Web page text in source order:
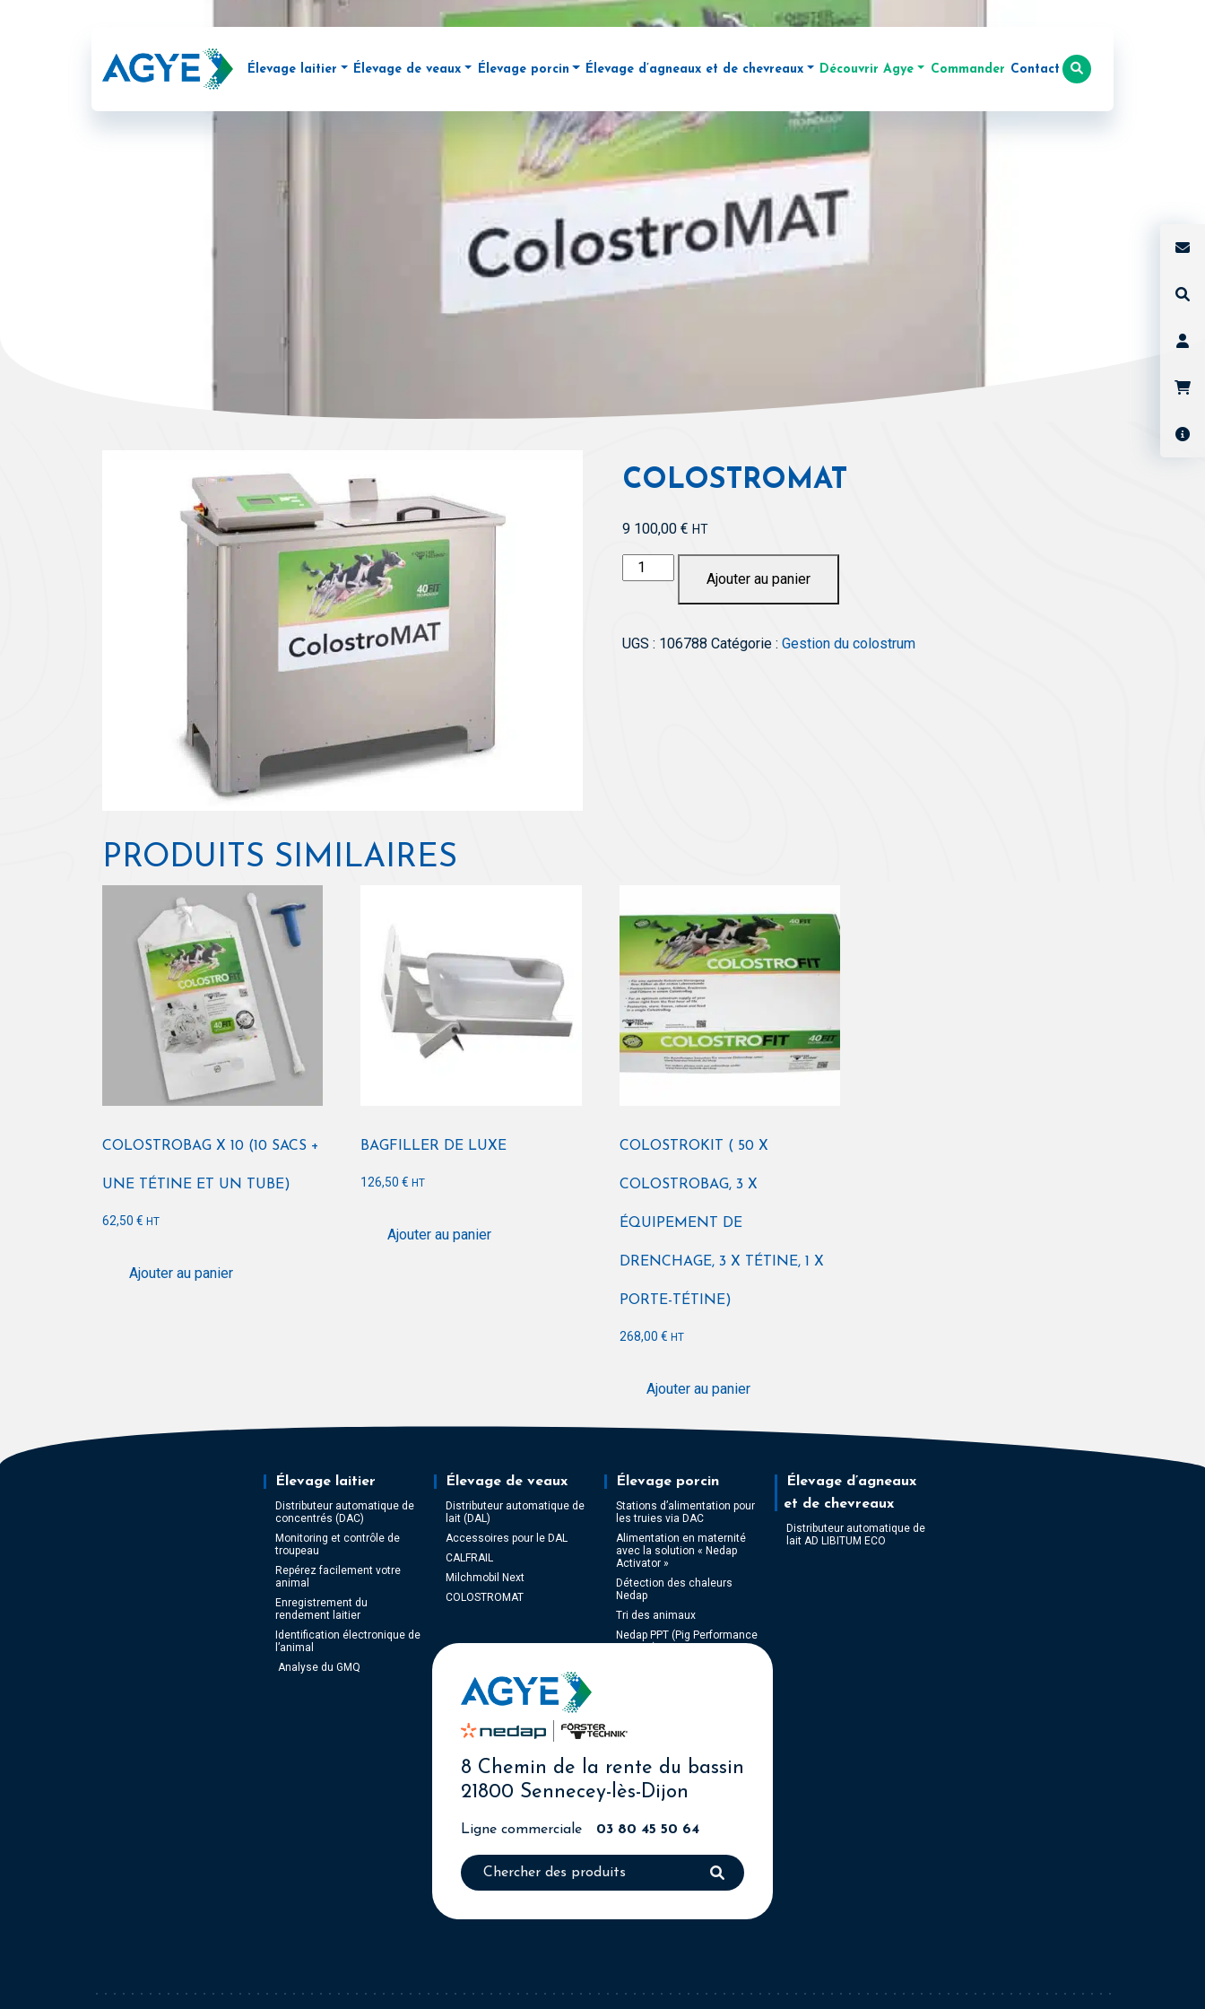
Élevage laitier
Distributeur automatique de concentrés (DAC)
Enregistrement du rendement laitier
Élevage de veaux
Distributeur automatique de lait (DAL)
Élevage porcin
Stations d’alimentation pour les truies via DAC
Alimentation en maternité avec la solution « Nedap Activator »
Détection des chaleurs Nedap
Tri des animaux
Nedap PPT (Pig Performance Testing)
NEDAP Weight Monitoring
Élevage d’agneaux et de chevreaux
Distributeur automatique de lait AD LIBITUM ECO
Découvrir Agye
Actualités
Commander Contact
COLOSTROMAT
9 100,00€ HT
quantité
de
Colostromat
Ajouter au panier
UGS : 106788 Catégorie :Gestion du colostrum
PRODUITS SIMILAIRES
COLOSTROBAG X 10 (10 SACS +
UNE TÉTINE ET UN TUBE)
62,50 € HT
Ajouter au panier
BAGFILLER DE LUXE
126,50€ HT
Ajouter au panier
COLOSTROKIT ( 50 X
COLOSTROBAG, 3 X
ÉQUIPEMENT DE
DRENCHAGE, 3 X TÉTINE, 1 X
PORTE-TÉTINE)
268,00 € HT
Ajouter au panier
Élevage laitier
Distributeur automatique de
concentrés (DAC)
Monitoring et contrôle de
troupeau
Repérez facilement votre
animal
Enregistrement du
rendement laitier
Identification électronique de
l’animal
Analyse du GMQ
Élevage de veaux
Distributeur automatique de
lait (DAL)
Accessoires pour le DAL
CALFRAIL
Milchmobil Next
COLOSTROMAT
Élevage porcin
Stations d’alimentation pour
les truies via DAC
Alimentation en maternité
avec la solution « Nedap
Activator »
Détection des chaleurs
Nedap
Tri des animaux
Nedap PPT (Pig Performance
Testing)
Élevage d’agneaux
et de chevreaux
Distributeur automatique de
lait AD LIBITUM ECO
8 Chemin de la rente du bassin
21800 Sennecey-lès-Dijon
Ligne commerciale 03 80 45 50 64